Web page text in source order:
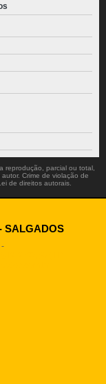
reprodução, parcial ou total,
Crime de violação de
de direitos autorais
SALGADOS